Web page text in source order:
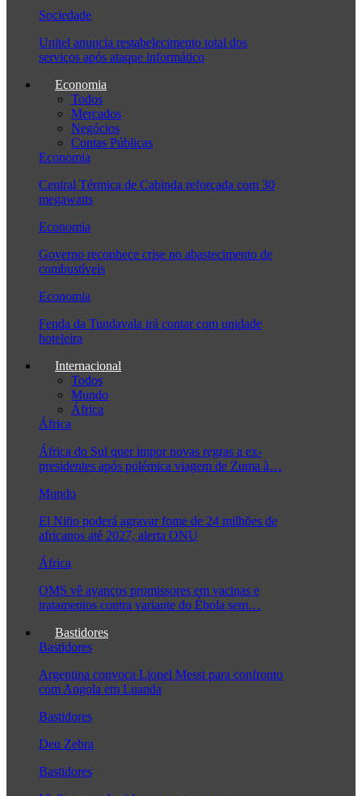
Sociedade
Unitel anuncia restabelecimento total dos
serviços após ataque informático
Economia
Todos
Mercados
Negócios
Contas Públicas
Economia
Central Térmica de Cabinda reforçada com 30
megawatts
Economia
Governo reconhece crise no abastecimento de
combustíveis
Economia
Fenda da Tundavala irá contar com unidade
hoteleira
Internacional
Todos
Mundo
África
África
África do Sul quer impor novas regras a ex-
presidentes após polémica viagem de Zuma à…
Mundo
El Niño poderá agravar fome de 24 milhões de
africanos até 2027, alerta ONU
África
OMS vê avanços promissores em vacinas e
tratamentos contra variante do Ébola sem…
Bastidores
Bastidores
Argentina convoca Lionel Messi para confronto
com Angola em Luanda
Bastidores
Deu Zebra
Bastidores